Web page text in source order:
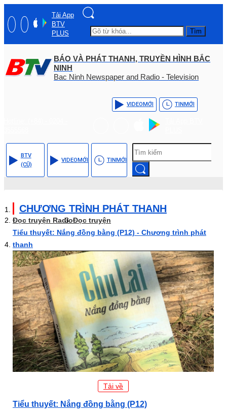
Tải App
BTV
PLUS
Tìm
BÁO VÀ PHÁT THANH, TRUYỀN HÌNH BẮC
NINH
Bac Ninh Newspaper and Radio - Television
VIDEOMỚI TINMỚI
BTV
(CŨ)
VIDEOMỚI TINMỚI
CHƯƠNG TRÌNH PHÁT THANH
Đọc truyện RadioĐọc truyện
Tiểu thuyết: Nắng đồng bằng (P12) - Chương trình phát
thanh
Tải về
Tiểu thuyết: Nắng đồng bằng (P12)